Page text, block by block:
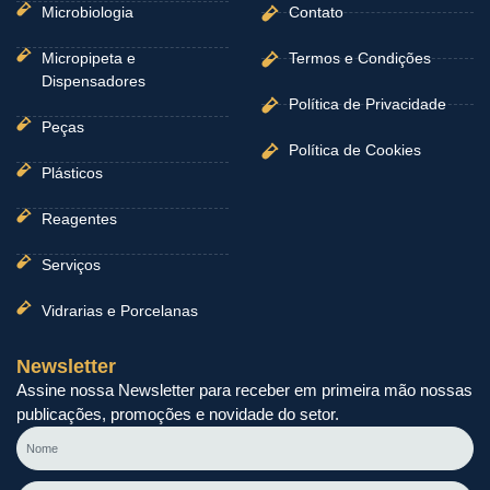
Microbiologia
Micropipeta e
Dispensadores
Peças
Plásticos
Reagentes
Serviços
Vidrarias e Porcelanas
Contato
Termos e Condições
Política de Privacidade
Política de Cookies
Newsletter
Assine nossa Newsletter para receber em primeira mão nossas
publicações, promoções e novidade do setor.
Nome